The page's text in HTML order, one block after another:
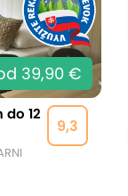
39,90 €
9,3
12